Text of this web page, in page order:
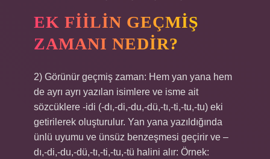
EK FIILIN GEÇMIŞ
ZAMANI NEDIR?
2) Görünür geçmiş zaman: Hem yan yana hem
de ayrı ayrı yazılan isimlere ve isme ait
sözcüklere -idi (-dı,-di,-du,-dü,-tı,-ti,-tu,-tu) eki
getirilerek oluşturulur. Yan yana yazıldığında
ünlü uyumu ve ünsüz benzeşmesi geçirir ve –
dı,-di,-du,-dü,-tı,-ti,-tu,-tü halini alır: Örnek: